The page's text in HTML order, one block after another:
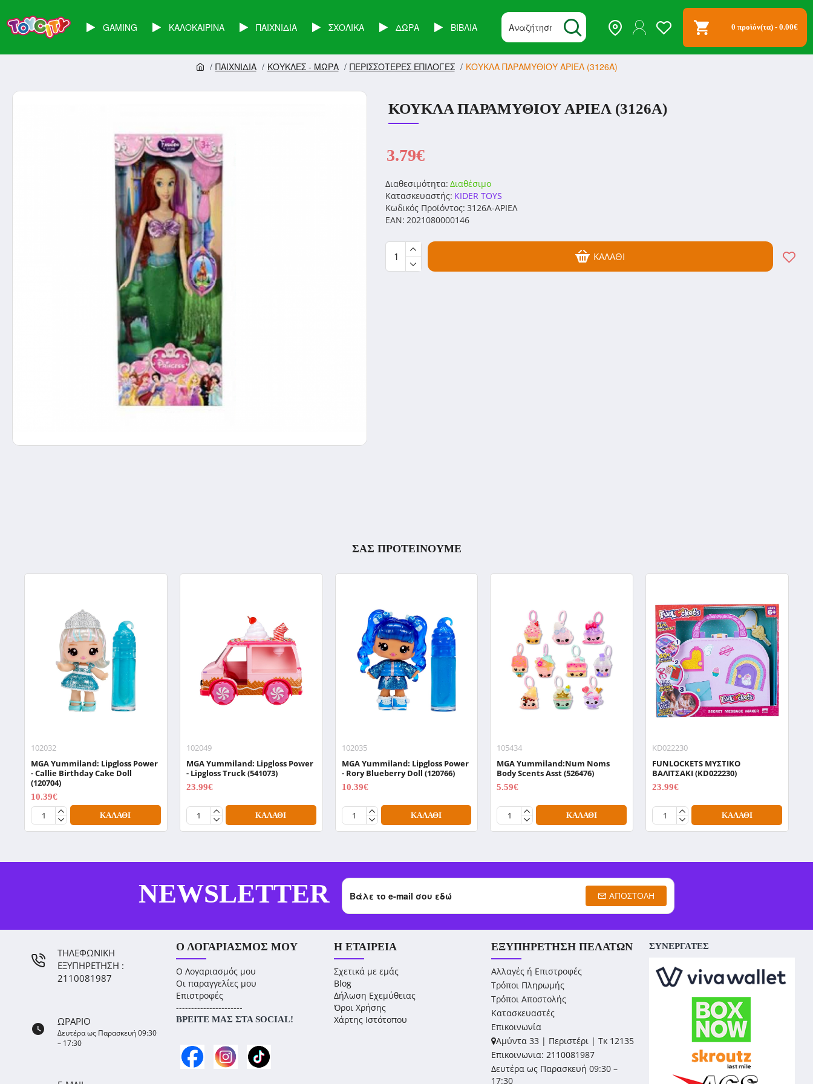
GAMING ΚΑΛΟΚΑΙΡΙΝΑ ΠΑΙΧΝΙΔΙΑ ΣΧΟΛΙΚΑ ΔΩΡΑ ΒΙΒΛΙΑ 0 προϊόν(τα) - 0.00€
ΠΑΙΧΝΙΔΙΑ ΚΟΥΚΛΕΣ - ΜΩΡΑ ΠΕΡΙΣΣΟΤΕΡΕΣ ΕΠΙΛΟΓΕΣ ΚΟΥΚΛΑ ΠΑΡΑΜΥΘΙΟΥ ΑΡΙΕΛ (3126A)
ΚΟΥΚΛΑ ΠΑΡΑΜΥΘΙΟΥ ΑΡΙΕΛ (3126A)
Διαθεσιμότητα: Διαθέσιμο
Κατασκευαστής: KIDER TOYS
Κωδικός Προϊόντος: 3126A-ΑΡΙΕΛ
EAN: 2021080000146
3.79€
ΚΑΛΆΘΙ
ΣΑΣ ΠΡΟΤΕΙΝΟΥΜΕ
102032
MGA Yummiland: Lipgloss Power
- Callie Birthday Cake Doll
(120704)
10.39€
ΚΑΛΆΘΙ
102049
MGA Yummiland: Lipgloss Power
- Lipgloss Truck (541073)
23.99€
ΚΑΛΆΘΙ
102035
MGA Yummiland: Lipgloss Power
- Rory Blueberry Doll (120766)
10.39€
ΚΑΛΆΘΙ
105434
MGA Yummiland:Num Noms
Body Scents Asst (526476)
5.59€
ΚΑΛΆΘΙ
KD022230
FUNLOCKETS ΜΥΣΤΙΚΟ
ΒΑΛΙΤΣΑΚΙ (KD022230)
23.99€
ΚΑΛΆΘΙ
NEWSLETTER ΑΠΟΣΤΟΛΉ
ΤΗΛΕΦΩΝΙΚΗ
ΕΞΥΠΗΡΕΤΗΣΗ :
2110081987
ΩΡΑΡΙΟ
Δευτέρα ως Παρασκευή 09:30
– 17:30
Ο ΛΟΓΑΡΙΑΣΜΌΣ ΜΟΥ
Ο Λογαριασμός μου
Οι παραγγελίες μου
Επιστροφές
----------------------
ΒΡΕΊΤΕ ΜΑΣ ΣΤΑ SOCIAL!
Η ΕΤΑΙΡΕΊΑ
Σχετικά με εμάς
Blog
Δήλωση Εχεμύθειας
Όροι Χρήσης
Χάρτης Ιστότοπου
ΕΞΥΠΗΡΈΤΗΣΗ ΠΕΛΑΤΏΝ
Αλλαγές ή Επιστροφές
Τρόποι Πληρωμής
Τρόποι Αποστολής
Κατασκευαστές
Επικοινωνία
Αμύντα 33 | Περιστέρι | Τκ 12135
Επικοινωνια: 2110081987
Δευτέρα ως Παρασκευή 09:30 –
17:30
ΣΥΝΕΡΓΑΤΕΣ